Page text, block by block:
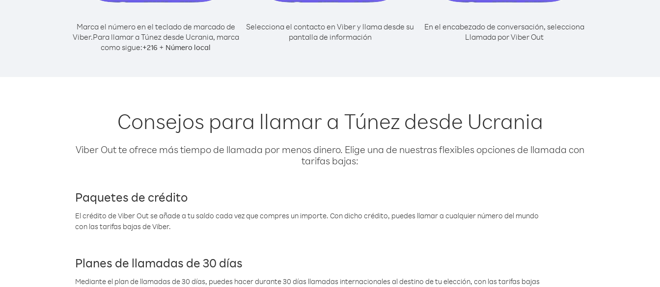
Marca el número en el teclado de marcado de
Viber.Para llamar a Túnez desde Ucrania, marca
como sigue:+216 + Número local
Selecciona el contacto en Viber y llama desde su
pantalla de información
En el encabezado de conversación, selecciona
Llamada por Viber Out
Consejos para llamar a Túnez desde Ucrania
Viber Out te ofrece más tiempo de llamada por menos dinero. Elige una de nuestras flexibles opciones de llamada con
tarifas bajas:
Paquetes de crédito
El crédito de Viber Out se añade a tu saldo cada vez que compres un importe. Con dicho crédito, puedes llamar a cualquier número del mundo
con las tarifas bajas de Viber.
Planes de llamadas de 30 días
Mediante el plan de llamadas de 30 días, puedes hacer durante 30 días llamadas internacionales al destino de tu elección, con las tarifas bajas